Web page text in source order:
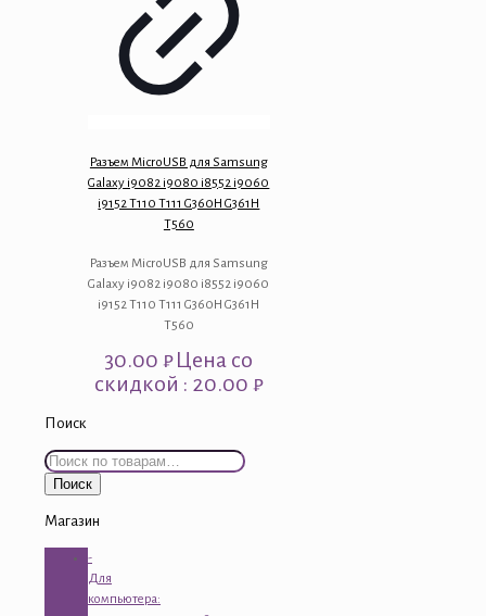
Разъем MicroUSB для Samsung
Galaxy i9082 i9080 i8552 i9060
i9152 T110 T111 G360H G361H
T560
Разъем MicroUSB для Samsung
Galaxy i9082 i9080 i8552 i9060
i9152 T110 T111 G360H G361H
T560
30.00₽Цена со
скидкой : 20.00 ₽
Поиск
Искать:
Поиск
Магазин
-
Для
компьютера: